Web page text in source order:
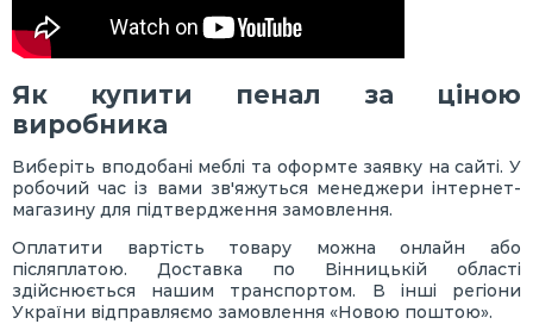
Як купити пенал за ціною
виробника
Виберіть вподобані меблі та оформте заявку на сайті. У
робочий час із вами зв'яжуться менеджери інтернет-
магазину для підтвердження замовлення.
Оплатити вартість товару можна онлайн або
післяплатою. Доставка по Вінницькій області
здійснюється нашим транспортом. В інші регіони
України відправляємо замовлення «Новою поштою».